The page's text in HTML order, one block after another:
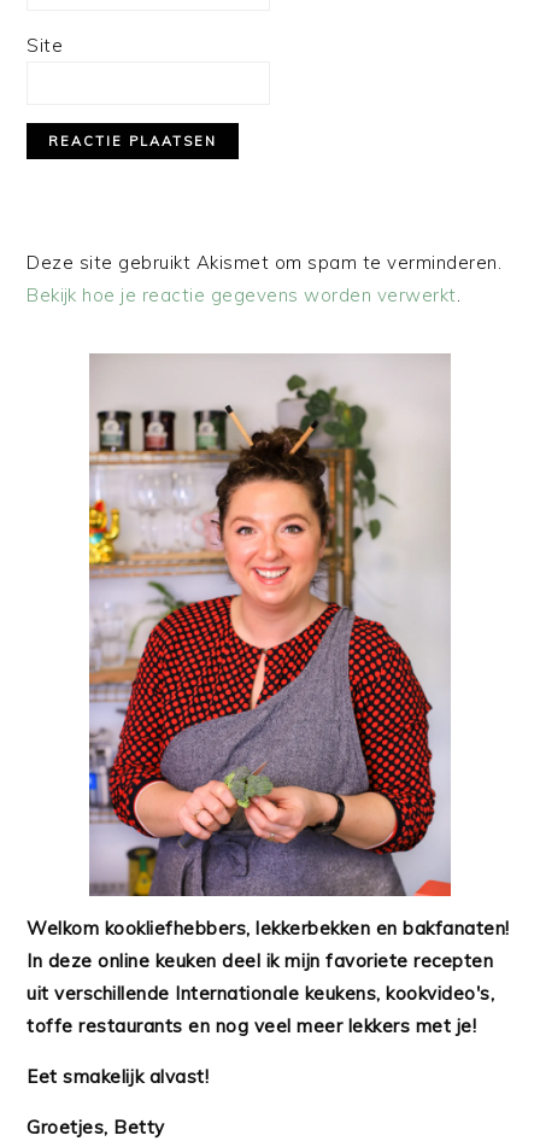
Site
Deze site gebruikt Akismet om spam te verminderen.
Bekijk hoe je reactie gegevens worden verwerkt
Welkom kookliefhebbers, lekkerbekken en bakfanaten!
In deze online keuken deel ik mijn favoriete recepten
uit verschillende Internationale keukens, kookvideo's,
toffe restaurants en nog veel meer lekkers met je!
Eet smakelijk alvast!
Groetjes, Betty